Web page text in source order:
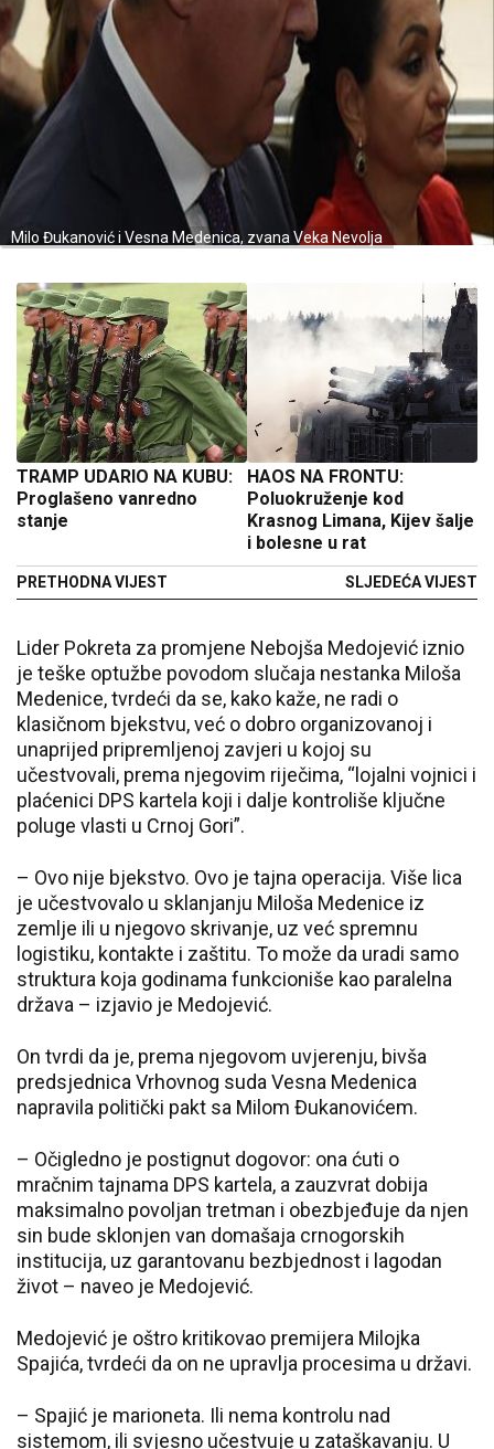
Milo Đukanović i Vesna Medenica, zvana Veka Nevolja
TRAMP UDARIO NA KUBU:
Proglašeno vanredno
stanje
PRETHODNA VIJEST
HAOS NA FRONTU:
Poluokruženje kod
Krasnog Limana, Kijev šalje
i bolesne u rat
SLJEDEĆA VIJEST
Lider Pokreta za promjene Nebojša Medojević iznio
je teške optužbe povodom slučaja nestanka Miloša
Medenice, tvrdeći da se, kako kaže, ne radi o
klasičnom bjekstvu, već o dobro organizovanoj i
unaprijed pripremljenoj zavjeri u kojoj su
učestvovali, prema njegovim riječima, “lojalni vojnici i
plaćenici DPS kartela koji i dalje kontroliše ključne
poluge vlasti u Crnoj Gori”.
– Ovo nije bjekstvo. Ovo je tajna operacija. Više lica
je učestvovalo u sklanjanju Miloša Medenice iz
zemlje ili u njegovo skrivanje, uz već spremnu
logistiku, kontakte i zaštitu. To može da uradi samo
struktura koja godinama funkcioniše kao paralelna
država – izjavio je Medojević.
On tvrdi da je, prema njegovom uvjerenju, bivša
predsjednica Vrhovnog suda Vesna Medenica
napravila politički pakt sa Milom Đukanovićem.
– Očigledno je postignut dogovor: ona ćuti o
mračnim tajnama DPS kartela, a zauzvrat dobija
maksimalno povoljan tretman i obezbjeđuje da njen
sin bude sklonjen van domašaja crnogorskih
institucija, uz garantovanu bezbjednost i lagodan
život – naveo je Medojević.
Medojević je oštro kritikovao premijera Milojka
Spajića, tvrdeći da on ne upravlja procesima u državi.
– Spajić je marioneta. Ili nema kontrolu nad
sistemom, ili svjesno učestvuje u zataškavanju. U